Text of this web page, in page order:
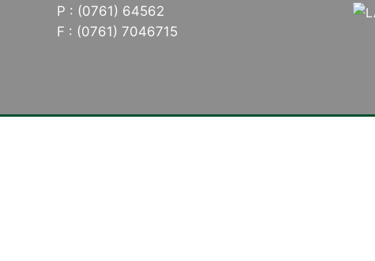
P : (0761) 64562
F : (0761) 7046715